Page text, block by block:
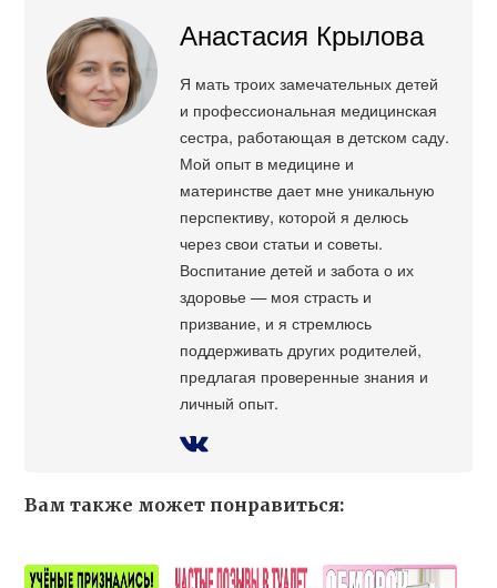
Анастасия Крылова
Я мать троих замечательных детей
и профессиональная медицинская
сестра, работающая в детском саду.
Мой опыт в медицине и
материнстве дает мне уникальную
перспективу, которой я делюсь
через свои статьи и советы.
Воспитание детей и забота о их
здоровье — моя страсть и
призвание, и я стремлюсь
поддерживать других родителей,
предлагая проверенные знания и
личный опыт.
Вам также может понравиться: